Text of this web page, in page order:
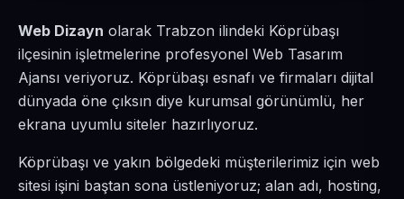
Web Dizayn olarak Trabzon ilindeki Köprübaşı
ilçesinin işletmelerine profesyonel Web Tasarım
Ajansı veriyoruz. Köprübaşı esnafı ve firmaları dijital
dünyada öne çıksın diye kurumsal görünümlü, her
ekrana uyumlu siteler hazırlıyoruz.
Köprübaşı ve yakın bölgedeki müşterilerimiz için web
sitesi işini baştan sona üstleniyoruz; alan adı, hosting,